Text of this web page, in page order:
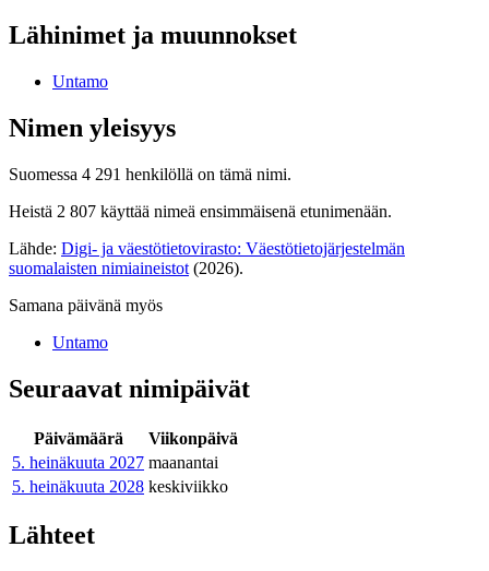
Lähinimet ja muunnokset
Untamo
Nimen yleisyys
Suomessa 4 291 henkilöllä on tämä nimi.
Heistä 2 807 käyttää nimeä ensimmäisenä etunimenään.
Lähde: Digi- ja väestötietovirasto: Väestötietojärjestelmän
suomalaisten nimiaineistot (2026).
Samana päivänä myös
Untamo
Seuraavat nimipäivät
Päivämäärä
Viikonpäivä
5. heinäkuuta 2027 maanantai
5. heinäkuuta 2028 keskiviikko
Lähteet